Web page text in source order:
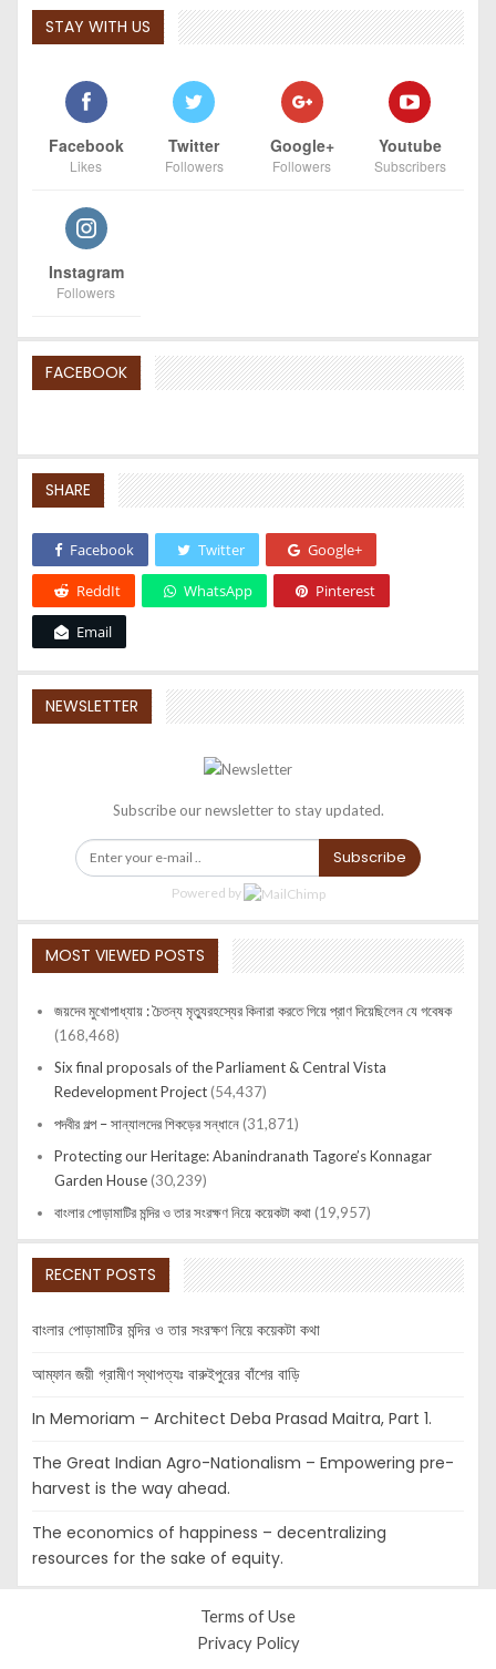
STAY WITH US
Facebook
Likes
Twitter
Followers
Google+
Followers
Youtube
Subscribers
Instagram
Followers
FACEBOOK
SHARE
Facebook Twitter Google+
ReddIt WhatsApp Pinterest
Email
NEWSLETTER
Subscribe our newsletter to stay updated.
Subscribe
Powered by
MOST VIEWED POSTS
জয়দেব মুখোপাধ্যায় : চৈতন্য মৃত্যুরহস্যের কিনারা করতে গিয়ে প্রাণ দিয়েছিলেন যে গবেষক
(168,468)
Six final proposals of the Parliament & Central Vista
Redevelopment Project (54,437)
পদবীর গল্প – সান্যালদের শিকড়ের সন্ধানে (31,871)
Protecting our Heritage: Abanindranath Tagore’s Konnagar
Garden House (30,239)
বাংলার পোড়ামাটির মন্দির ও তার সংরক্ষণ নিয়ে কয়েকটা কথা (19,957)
RECENT POSTS
বাংলার পোড়ামাটির মন্দির ও তার সংরক্ষণ নিয়ে কয়েকটা কথা
আম্ফান জয়ী গ্রামীণ স্থাপত্যঃ বারুইপুরের বাঁশের বাড়ি
In Memoriam – Architect Deba Prasad Maitra, Part 1.
The Great Indian Agro-Nationalism – Empowering pre-
harvest is the way ahead.
The economics of happiness – decentralizing
resources for the sake of equity.
Terms of Use
Privacy Policy